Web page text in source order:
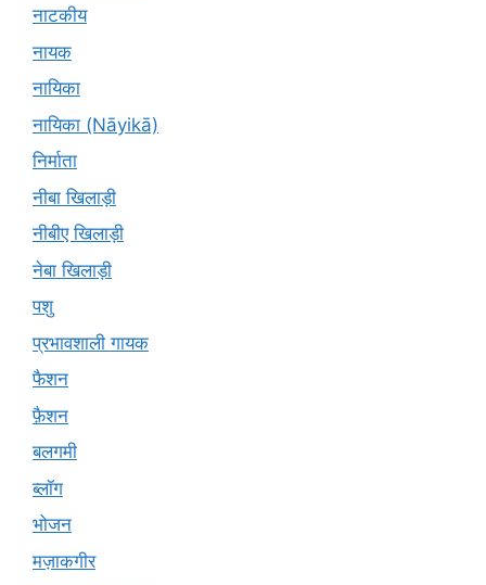
नाटकीय
नायक
नायिका
नायिका (Nāyikā)
निर्माता
नीबा खिलाड़ी
नीबीए खिलाड़ी
नेबा खिलाड़ी
पशु
प्रभावशाली गायक
फैशन
फ़ैशन
बलगमी
ब्लॉग
भोजन
मज़ाकगीर